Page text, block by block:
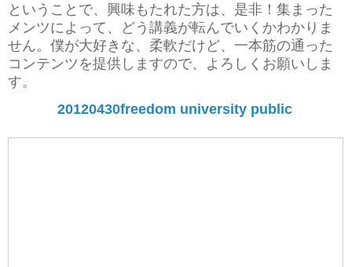
ということで、興味もたれた方は、是非！集まった
メンツによって、どう講義が転んでいくかわかりま
せん。僕が大好きな、柔軟だけど、一本筋の通った
コンテンツを提供しますので、よろしくお願いしま
す。
20120430freedom university public